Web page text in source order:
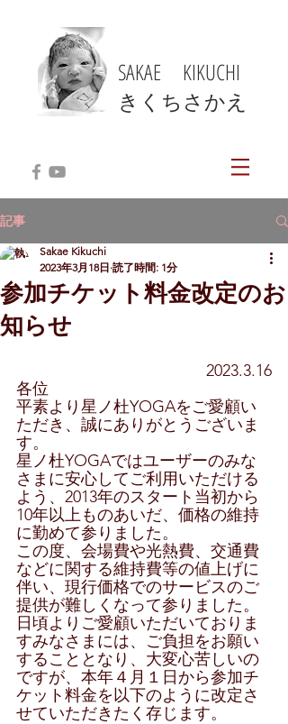
SAKAE KIKUCHI
​きくちさかえ
記事
参加チケット料金改定のお
知らせ
Sakae Kikuchi
2023年3月18日 読了時間: 1分
2023.3.16
各位
平素より星ノ杜YOGAをご愛顧い
ただき、誠にありがとうございま
す。
星ノ杜YOGAではユーザーのみな
さまに安心してご利用いただける
よう、2013年のスタート当初から
10年以上ものあいだ、価格の維持
に勤めて参りました。
この度、会場費や光熱費、交通費
などに関する維持費等の値上げに
伴い、現行価格でのサービスのご
提供が難しくなって参りました。
日頃よりご愛顧いただいておりま
すみなさまには、ご負担をお願い
することとなり、大変心苦しいの
ですが、本年４月１日から参加チ
ケット料金を以下のように改定さ
せていただきたく存じます。